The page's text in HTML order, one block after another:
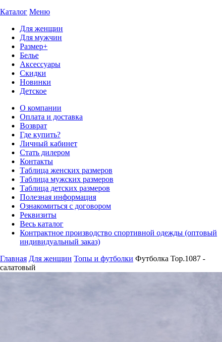
Каталог Меню
Для женщин
Для мужчин
Размер+
Белье
Аксессуары
Скидки
Новинки
Детское
О компании
Оплата и доставка
Возврат
Где купить?
Личный кабинет
Стать дилером
Контакты
Таблица женских размеров
Таблица мужских размеров
Таблица детских размеров
Полезная информация
Ознакомиться с договором
Реквизиты
Весь каталог
Контрактное производство спортивной одежды (оптовый
индивидуальный заказ)
Главная Для женщин Топы и футболки Футболка Top.1087 -
салатовый